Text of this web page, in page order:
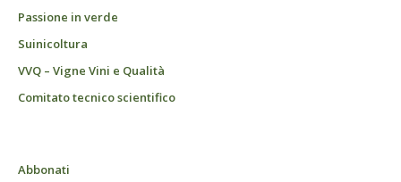
Passione in verde
Suinicoltura
VVQ – Vigne Vini e Qualità
Comitato tecnico scientifico
Abbonati